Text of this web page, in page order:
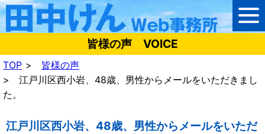
皆様の声 VOICE
TOP
皆様の声
江戸川区西小岩、48歳、男性からメールをいただきまし
た。
江戸川区西小岩、48歳、男性からメールをいただ